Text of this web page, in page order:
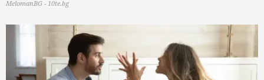
MelomanBG - 10te.bg